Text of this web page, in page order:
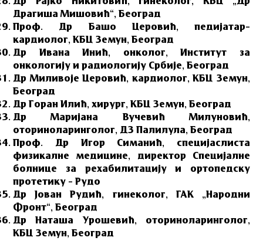
Драгиша Мишовић“, Београд
Проф. Др Башо Церовић, педијатар–
кардиолог, КБЦ Земун, Београд
Др Ивана Инић, онколог, Институт за
онкологију и радиологију Србије, Београд
Др Миливоје Церовић, кардиолог, КБЦ Земун,
Београд
Др Горан Илић, хирург, КБЦ Земун, Београд
Др Маријана Вучевић Милуновић,
оториноларинголог, ДЗ Палилула, Београд
Проф. Др Игор Симанић, специјаслиста
физикалне медицине, директор Специјалне
болнице за рехабилитацију и ортопедску
протетику – Рудо
Др Јован Рудић, гинеколог, ГАК „Народни
Фронт“, Београд
Др Наташа Урошевић, оториноларинголог,
КБЦ Земун, Београд